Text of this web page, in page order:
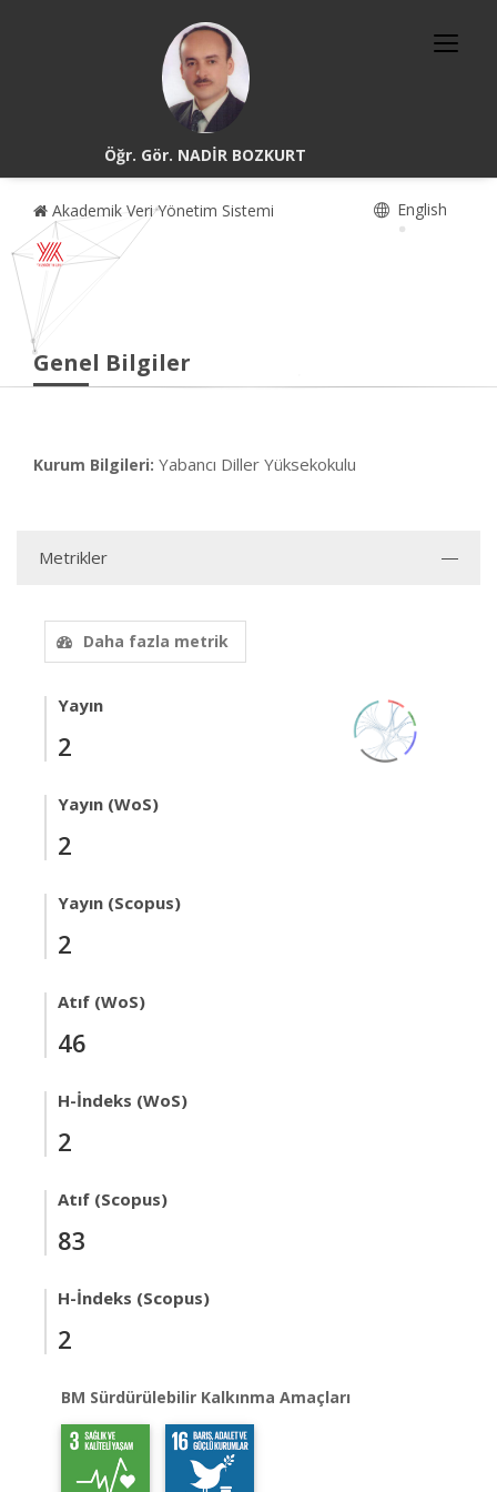
Öğr. Gör. NADİR BOZKURT
Akademik Veri Yönetim Sistemi English
Genel Bilgiler
Kurum Bilgileri: Yabancı Diller Yüksekokulu
Metrikler
Daha fazla metrik
Yayın
2
Yayın (WoS)
2
Yayın (Scopus)
2
Atıf (WoS)
46
H-İndeks (WoS)
2
Atıf (Scopus)
83
H-İndeks (Scopus)
2
BM Sürdürülebilir Kalkınma Amaçları